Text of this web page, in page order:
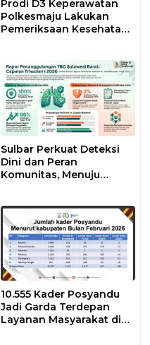
Prodi D3 Keperawatan
Polkesmaju Lakukan
Pemeriksaan Kesehatan
Sulbar Perkuat Deteksi
Dini dan Peran
Komunitas, Menuju
10.555 Kader Posyandu
Jadi Garda Terdepan
Layanan Masyarakat di